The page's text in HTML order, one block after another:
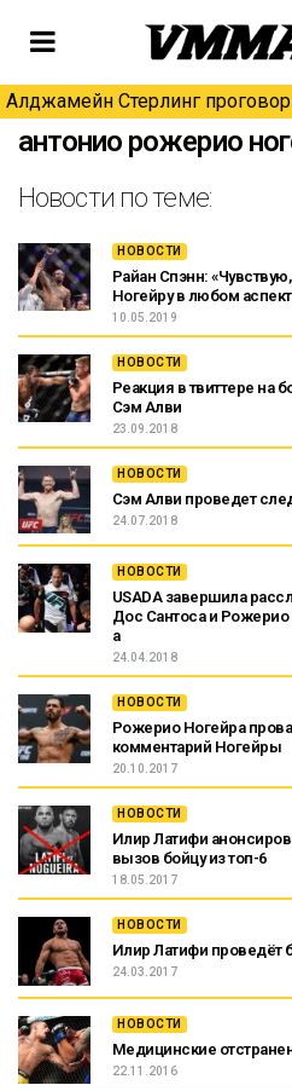
Алджамейн Стерлинг
антонио рожерио
Новости по теме:
НОВОСТИ
Райан Спэнн:
Ногейру в любом
10.05.2019
НОВОСТИ
Реакция в твиттере на
Сэм Алви
23.09.2018
НОВОСТИ
Сэм Алви проведет
24.07.2018
НОВОСТИ
USADA завершила
Дос Сантоса и
а
24.04.2018
НОВОСТИ
Рожерио Ногейра
комментарий Ногейры
20.10.2017
НОВОСТИ
Илир Латифи
вызов бойцу из топ-6
18.05.2017
НОВОСТИ
Илир Латифи проведёт
24.03.2017
НОВОСТИ
Медицинские
22.11.2016